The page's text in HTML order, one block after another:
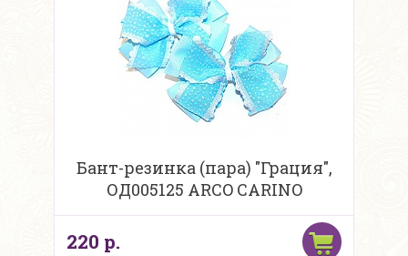
Бант-резинка (пара) "Грация",
ОД005125 ARCO CARINO
220 р.